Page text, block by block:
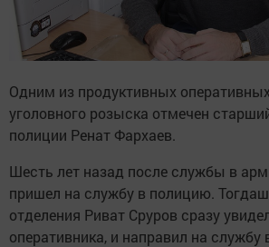
Одним из продуктивных
уголовного розыска отмечен
полиции Ренат Фархаев.
Шесть лет назад после службы в
пришел на службу в полицию.
отделения Риват Сруров сразу
оперативника, и направил на службу